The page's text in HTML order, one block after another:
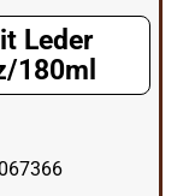
Leder
180ml